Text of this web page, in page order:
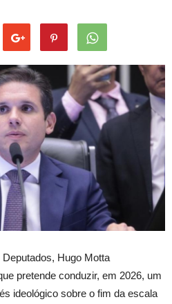
Hugo Motta
pretende conduzir, em 2026, um
ideológico sobre o fim da escala